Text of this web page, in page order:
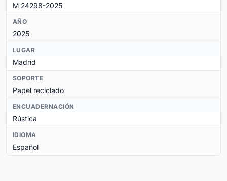
M 24298-2025
AÑO
2025
LUGAR
Madrid
SOPORTE
Papel reciclado
ENCUADERNACIÓN
Rústica
IDIOMA
Español